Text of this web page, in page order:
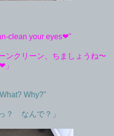
clean your eyes❤︎"
ンクリーン、ちましょうね〜
❤︎」
Why?"
？ なんで？」